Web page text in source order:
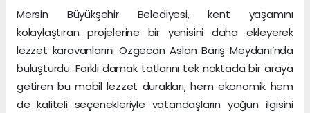
Mersin Büyükşehir Belediyesi, kent yaşamını
kolaylaştıran projelerine bir yenisini daha ekleyerek
lezzet karavanlarını Özgecan Aslan Barış Meydanı’nda
buluşturdu. Farklı damak tatlarını tek noktada bir araya
getiren bu mobil lezzet durakları, hem ekonomik hem
de kaliteli seçenekleriyle vatandaşların yoğun ilgisini